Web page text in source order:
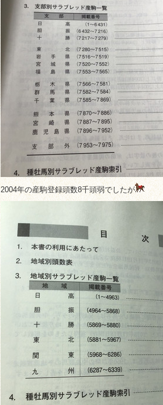
2004年の産駒登録頭数8千頭弱でしたが